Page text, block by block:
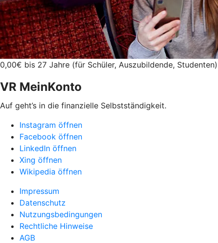
0,00€ bis 27 Jahre (für Schüler, Auszubildende, Studenten)
VR MeinKonto
Auf geht’s in die finanzielle Selbstständigkeit.
Instagram öffnen
Facebook öffnen
LinkedIn öffnen
Xing öffnen
Wikipedia öffnen
Impressum
Datenschutz
Nutzungsbedingungen
Rechtliche Hinweise
AGB